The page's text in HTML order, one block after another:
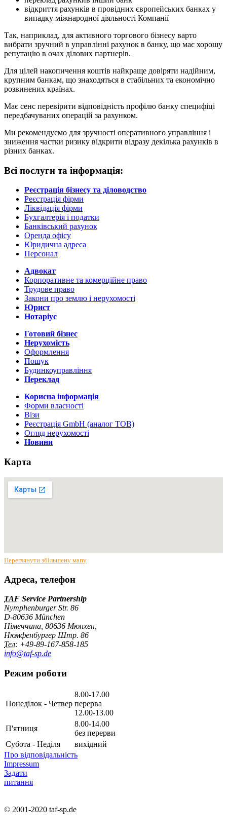
відкриття рахунків в провідних європейських банках у
випадку міжнародної діяльності Компанії
Так, наприклад, для активного торгового бізнесу варто
вибрати зручний в управлінні рахунок в банку, що має хорошу
репутацію в очах ділових партнерів.
Для цілей накопичення коштів найкраще довіряти надійним,
крупним банкам, що знаходяться в стабільних та економічно
розвинених країнах.
Має сенс перевірити відповідність профілю банку специфіці
передбачуваних операцій за рахунком.
Ми рекомендуємо для зручності оперативного управління і
зниження частки ризику відкрити відразу декілька рахунків в
різних банках.
Всі послуги та інформація:
Реєстрація бізнесу та діловодство
Реєстрація фірми
Ліквідація фірми
Бухгалтерія і податки
Банківський рахунок
Оренда офісу
Юридична адреса
Персонал
Адвокат
Корпоративне та комерційне право
Трудове право
Закони про землю і нерухомості
Юрист
Нотаріус
Готовий бізнес
Нерухомість
Оформлення
Пошук
Будинкоуправління
Переклад
Корисна інформація
Форми власності
Візи
Реєстрація GmbH (аналог ТОВ)
Огляд нерухомості
Новини
Карта
Переглянути збільшену мапу
Адреса, телефон
TAF Service Partnership
Nymphenburger Str. 86
D-80636 München
Німеччина, 80636 Мюнхен,
Нюмфенбургер Штр. 86
Тел: +49-89-167-858-185
info@taf-sp.de
Режим роботи
Понеділок - Четвер
8.00-17.00
перерва
12.00-13.00
П'ятниця
8.00-14.00
без перерви
Субота - Неділя
вихідний
Про відповідальність
Impressum
Задати
питання
© 2001-2020 taf-sp.de